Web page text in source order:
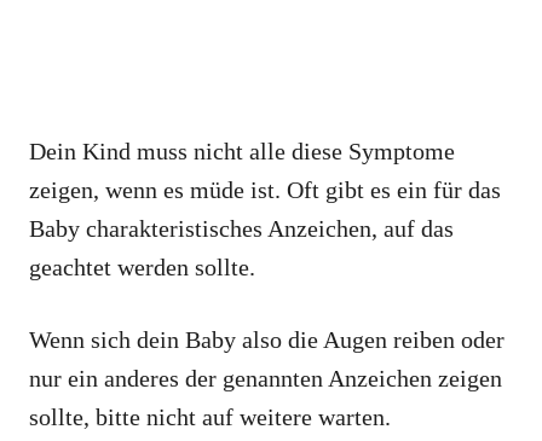
Dein Kind muss nicht alle diese Symptome
zeigen, wenn es müde ist. Oft gibt es ein für das
Baby charakteristisches Anzeichen, auf das
geachtet werden sollte.
Wenn sich dein Baby also die Augen reiben oder
nur ein anderes der genannten Anzeichen zeigen
sollte, bitte nicht auf weitere warten.